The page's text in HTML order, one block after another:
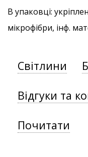
В упаковці:
мікрофібри, інф.
Світлини
Відгуки та
Почитати